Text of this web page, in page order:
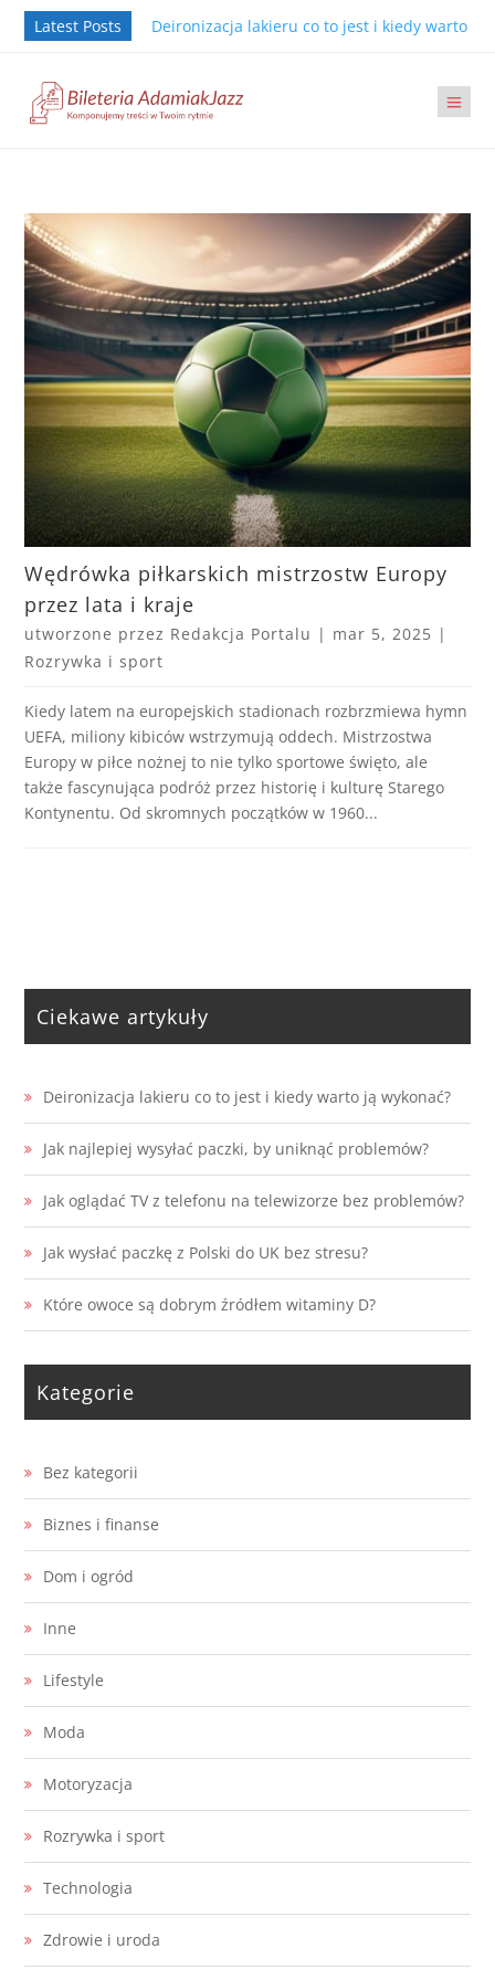
Latest Posts Deironizacja lakieru co to jest i kiedy warto ją
Wędrówka piłkarskich mistrzostw Europy
przez lata i kraje
utworzone przez Redakcja Portalu | mar 5, 2025 |
Rozrywka i sport
Kiedy latem na europejskich stadionach rozbrzmiewa hymn
UEFA, miliony kibiców wstrzymują oddech. Mistrzostwa
Europy w piłce nożnej to nie tylko sportowe święto, ale
także fascynująca podróż przez historię i kulturę Starego
Kontynentu. Od skromnych początków w 1960...
Ciekawe artykuły
Deironizacja lakieru co to jest i kiedy warto ją wykonać?
Jak najlepiej wysyłać paczki, by uniknąć problemów?
Jak oglądać TV z telefonu na telewizorze bez problemów?
Jak wysłać paczkę z Polski do UK bez stresu?
Które owoce są dobrym źródłem witaminy D?
Kategorie
Bez kategorii
Biznes i finanse
Dom i ogród
Inne
Lifestyle
Moda
Motoryzacja
Rozrywka i sport
Technologia
Zdrowie i uroda